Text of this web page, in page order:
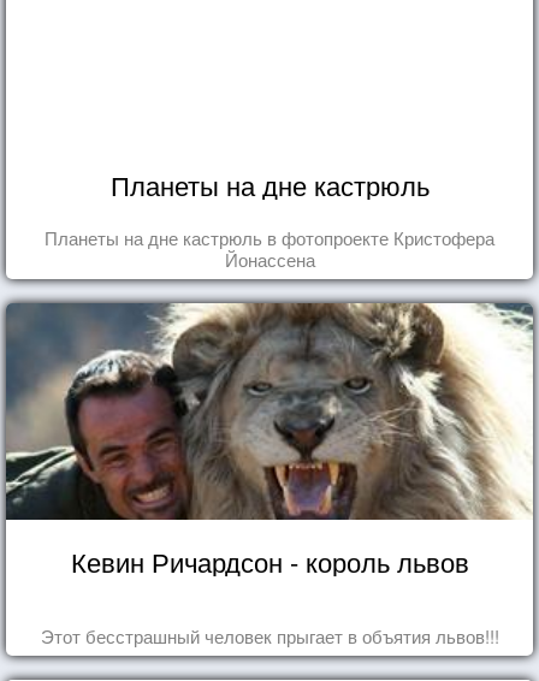
Планеты на дне кастрюль
Планеты на дне кастрюль в фотопроекте Кристофера
Йонассена
Кевин Ричардсон - король львов
Этот бесстрашный человек прыгает в объятия львов!!!